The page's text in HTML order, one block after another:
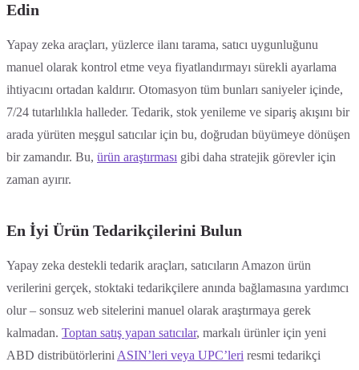
Edin
Yapay zeka araçları, yüzlerce ilanı tarama, satıcı uygunluğunu
manuel olarak kontrol etme veya fiyatlandırmayı sürekli ayarlama
ihtiyacını ortadan kaldırır. Otomasyon tüm bunları saniyeler içinde,
7/24 tutarlılıkla halleder. Tedarik, stok yenileme ve sipariş akışını bir
arada yürüten meşgul satıcılar için bu, doğrudan büyümeye dönüşen
bir zamandır. Bu, ürün araştırması gibi daha stratejik görevler için
zaman ayırır.
En İyi Ürün Tedarikçilerini Bulun
Yapay zeka destekli tedarik araçları, satıcıların Amazon ürün
verilerini gerçek, stoktaki tedarikçilere anında bağlamasına yardımcı
olur – sonsuz web sitelerini manuel olarak araştırmaya gerek
kalmadan. Toptan satış yapan satıcılar, markalı ürünler için yeni
ABD distribütörlerini ASIN’leri veya UPC’leri resmi tedarikçi